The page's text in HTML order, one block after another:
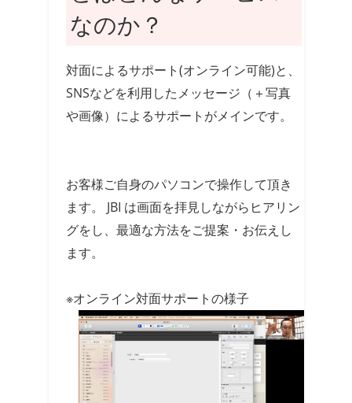
なのか？
対面によるサポート(オンライン可能)と、
SNSなどを利用したメッセージ（＋写真
や画像）によるサポートがメインです。
お客様ご自身のパソコンで操作して頂き
ます。 JBI は画面を拝見しながらヒアリン
グをし、最適な方法をご提案・お伝えし
ます。
※オンライン対面サポートの様子